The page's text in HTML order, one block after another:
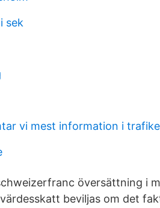
sek
vi mest information i
översättning i
beviljas om det